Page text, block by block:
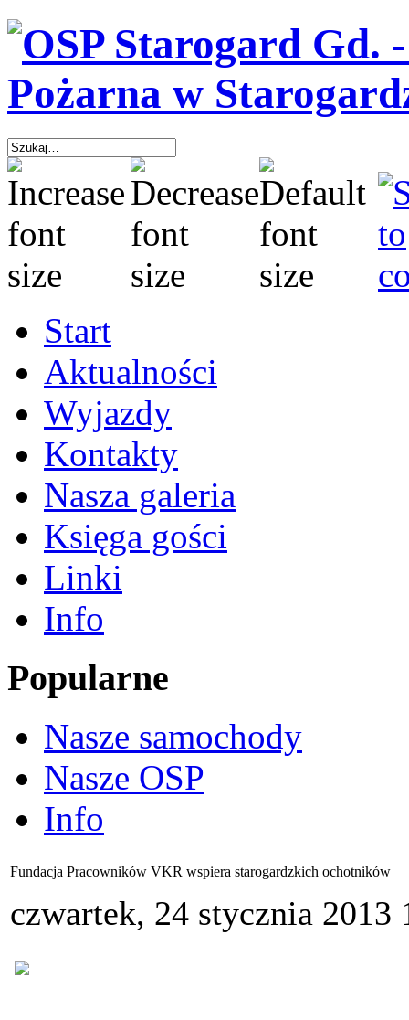
Start
Aktualności
Wyjazdy
Kontakty
Nasza galeria
Księga gości
Linki
Info
Popularne
Nasze samochody
Nasze OSP
Info
Fundacja Pracowników VKR wspiera starogardzkich ochotników
czwartek, 24 stycznia 2013